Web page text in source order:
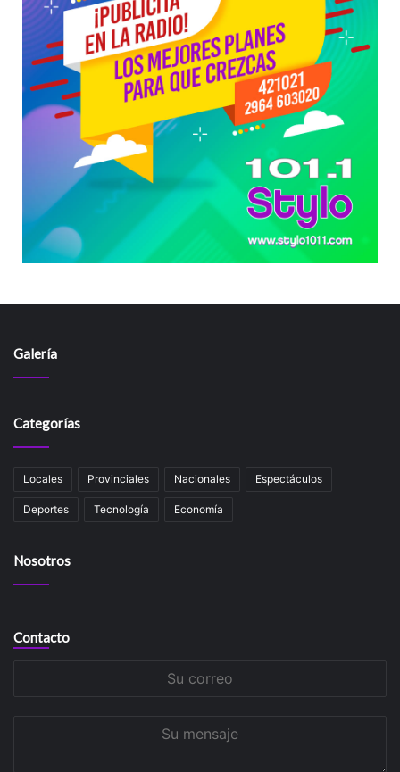
Galería
Categorías
Locales Provinciales Nacionales Espectáculos
Deportes Tecnología Economía
Nosotros
Contacto